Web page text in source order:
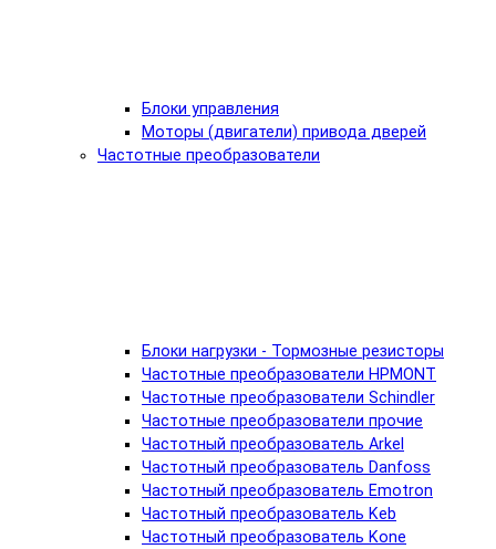
Блоки управления
Моторы (двигатели) привода дверей
Частотные преобразователи
Блоки нагрузки - Тормозные резисторы
Частотные преобразователи HPMONT
Частотные преобразователи Schindler
Частотные преобразователи прочие
Частотный преобразователь Arkel
Частотный преобразователь Danfoss
Частотный преобразователь Emotron
Частотный преобразователь Keb
Частотный преобразователь Kone